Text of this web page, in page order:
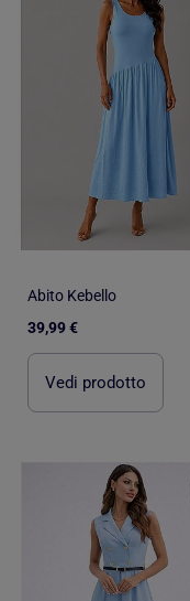
Abito Kebello
39,99 €
Vedi prodotto